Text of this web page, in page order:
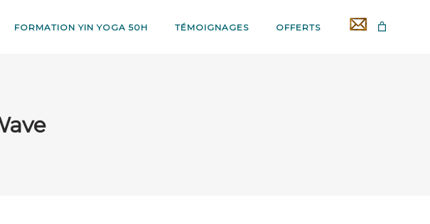
FORMATION YIN YOGA 50H TÉMOIGNAGES OFFERTS